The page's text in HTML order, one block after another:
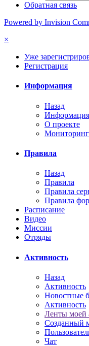
Обратная связь
Powered by Invision
×
Уже
Регистрация
Информация
Назад
Информация
О проекте
Мониторинг
Правила
Назад
Правила
Правила
Правила
Расписание
Видео
Миссии
Отряды
Активность
Назад
Активность
Новостные
Активность
Ленты моей
Созданный
Чат